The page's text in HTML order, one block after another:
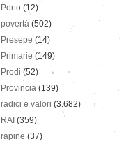
Porto (12)
povertà (502)
Presepe (14)
Primarie (149)
Prodi (52)
Provincia (139)
radici e valori (3.682)
RAI (359)
rapine (37)